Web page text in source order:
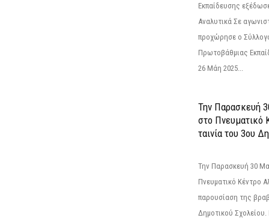
Εκπαίδευσης
Αναλυτικά Σε
προχώρησε ο
Πρωτοβάθμιας
26 Μάη 2025...
Την Παρασκευή
στο Πνευματικό
ταινία του 3ου
Την Παρασκευή 30
Πνευματικό Κέντρο
παρουσίαση της
Δημοτικού Σχολείου.